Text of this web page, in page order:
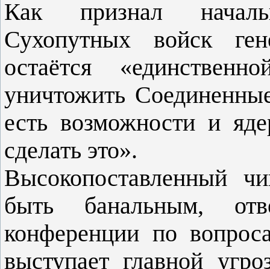
Как признал
Сухопутных войск
остаётся
уничтожить
есть возможности и
сделать это».
Высокопоставленный
быть банальным,
конференции по
выступает главной